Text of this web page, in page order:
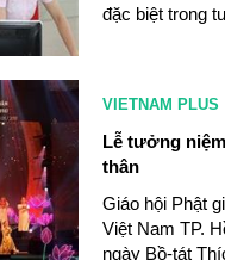
đặc biệt trong
VIETNAM PLUS
Lễ tưởng
thân
Giáo hội Phật
Việt Nam TP.
ngày Bồ-tát